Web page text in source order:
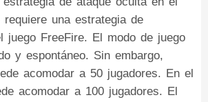
requiere una estrategia de
juego FreeFire. El modo de juego
y espontáneo. Sin embargo,
acomodar a 50 jugadores. En el
acomodar a 100 jugadores. El